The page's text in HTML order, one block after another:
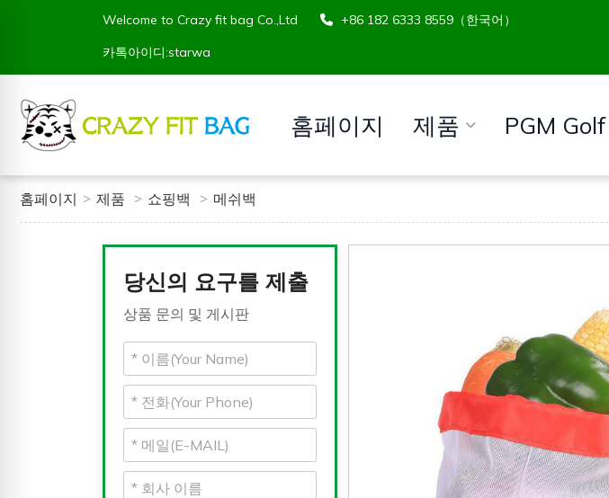
Welcome to Crazy fit bag Co.,Ltd
+86 182 6333 8559（한국어）
카톡아이디:starwa
홈페이지 제품 PGM Golf
홈페이지 제품 쇼핑백 메쉬백
당신의 요구를 제출
상품 문의 및 게시판